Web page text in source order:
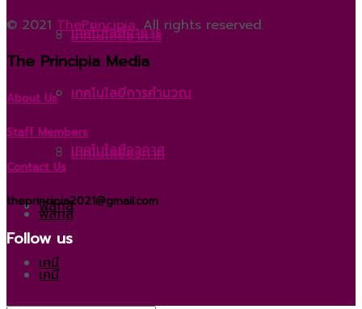
เทคโนโลยีอาหาร
เทคโนโลยีการคำนวณ
เทคโนโลยีอวกาศ
ฟิสิกส์
เคมี
เทคโนโลยีอาหาร
เทคโนโลยีการคำนวณ
เทคโนโลยีอวกาศ
ฟิสิกส์
เคมี
© 2021 ThePrincipia. All rights reserved.
The Principia Media
About Us
Staff Members
Contact Us
theprincipia2021@gmail.com
Follow us